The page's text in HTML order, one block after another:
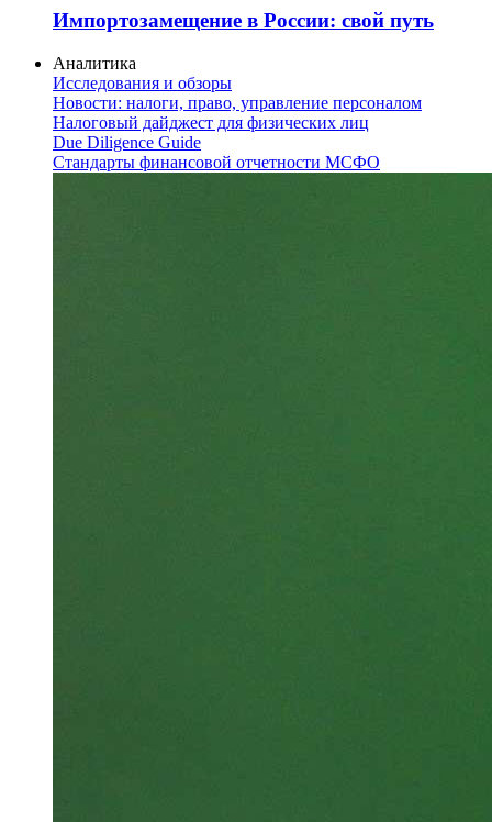
Импортозамещение в России: свой путь
Аналитика
Исследования и обзоры
Новости: налоги, право, управление персоналом
Налоговый дайджест для физических лиц
Due Diligence Guide
Стандарты финансовой отчетности МСФО